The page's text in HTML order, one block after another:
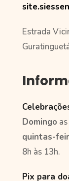
Estrada
Domingo
quintas-
8h às 13h.
Pix para